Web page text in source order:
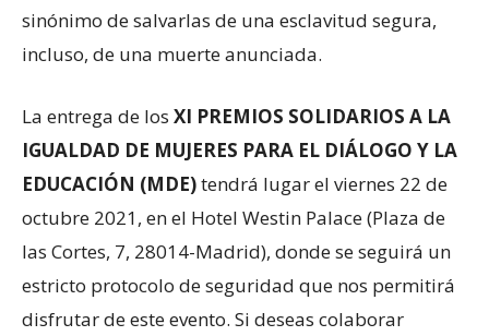
sinónimo de salvarlas de una esclavitud segura,
incluso, de una muerte anunciada.
La entrega de los XI PREMIOS SOLIDARIOS A LA
IGUALDAD DE MUJERES PARA EL DIÁLOGO Y LA
EDUCACIÓN (MDE)tendrá lugar el viernes 22 de
octubre 2021, en el Hotel Westin Palace (Plaza de
las Cortes, 7, 28014-Madrid), donde se seguirá un
estricto protocolo de seguridad que nos permitirá
disfrutar de este evento. Si deseas colaborar